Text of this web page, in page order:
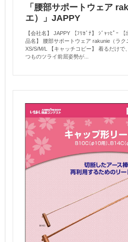
「腰部サポートウェア
エ）」JAPPY
【会社名】 JAPPY 【ﾌﾘｶﾞﾅ】 ｼﾞｬｯﾋﾟｰ
品名】 腰部サポートウェア rakunie（ラ
XS/S/M/L 【キャッチコピー】 着るだけで
つものツライ前屈姿勢が...